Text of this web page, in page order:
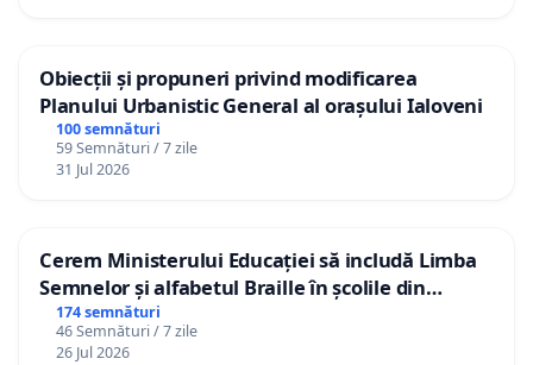
Obiecții și propuneri privind modificarea
Planului Urbanistic General al orașului Ialoveni
100 semnături
59 Semnături / 7 zile
31 Jul 2026
Cerem Ministerului Educației să includă Limba
Semnelor și alfabetul Braille în școlile din
Republica Moldova!
174 semnături
46 Semnături / 7 zile
26 Jul 2026